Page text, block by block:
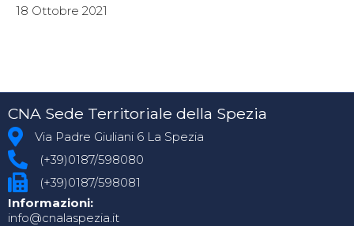
18 Ottobre 2021
CNA Sede Territoriale della Spezia
Via Padre Giuliani 6 La Spezia
(+39)0187/598080
(+39)0187/598081
Informazioni:
info@cnalaspezia.it